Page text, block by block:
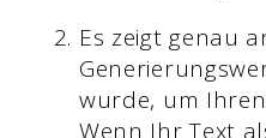
Es zeigt genau
wurde, um
Wenn Ihr Text